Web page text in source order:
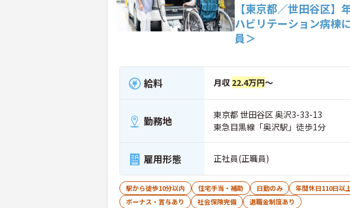
【東京都／世田谷区
ハビリテーション病棟
員＞
給料 月収 22.4万円～
勤務地
東京都 世田谷区 奥沢3-33-13
東急目黒線「奥沢駅」徒歩1分
雇用形態 正社員(正職員)
駅から徒歩10分以内 住宅手当・補助 日勤のみ 年間休日110日以
ボーナス・賞与あり
社会保険完備 退職金制度あり